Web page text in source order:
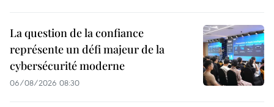
La question de la confiance
représente un défi majeur de la
cybersécurité moderne
06/08/2026 08:30